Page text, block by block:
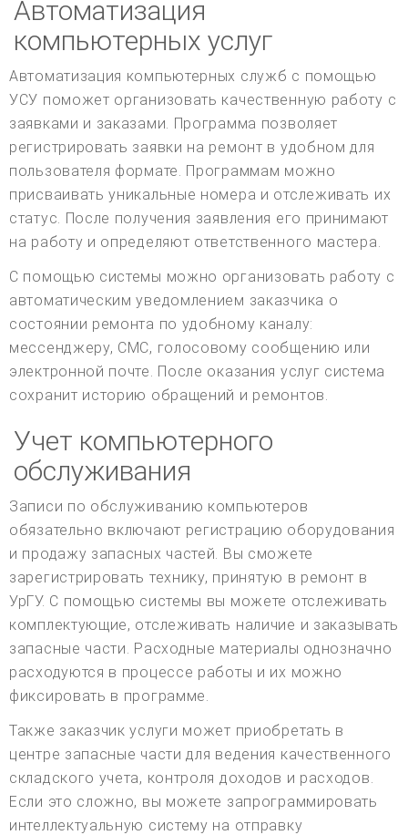
Автоматизация
компьютерных услуг
Автоматизация компьютерных служб с помощью
УСУ поможет организовать качественную работу с
заявками и заказами. Программа позволяет
регистрировать заявки на ремонт в удобном для
пользователя формате. Программам можно
присваивать уникальные номера и отслеживать их
статус. После получения заявления его принимают
на работу и определяют ответственного мастера.
С помощью системы можно организовать работу с
автоматическим уведомлением заказчика о
состоянии ремонта по удобному каналу:
мессенджеру, СМС, голосовому сообщению или
электронной почте. После оказания услуг система
сохранит историю обращений и ремонтов.
Учет компьютерного
обслуживания
Записи по обслуживанию компьютеров
обязательно включают регистрацию оборудования
и продажу запасных частей. Вы сможете
зарегистрировать технику, принятую в ремонт в
УрГУ. С помощью системы вы можете отслеживать
комплектующие, отслеживать наличие и заказывать
запасные части. Расходные материалы однозначно
расходуются в процессе работы и их можно
фиксировать в программе.
Также заказчик услуги может приобретать в
центре запасные части для ведения качественного
складского учета, контроля доходов и расходов.
Если это сложно, вы можете запрограммировать
интеллектуальную систему на отправку